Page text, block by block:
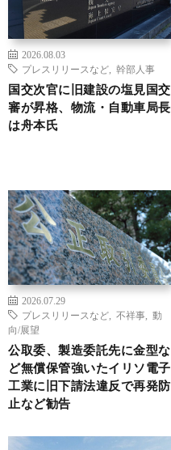
2026.08.03
プレスリリースなど
幹部人事
国交次官に旧建設の塩見国交
審が昇格、物流・自動車局長
は舟本氏
2026.07.29
プレスリリースなど
不祥事
動
向/展望
公取委、製造委託先に金型な
ど無償保管強いたイリソ電子
工業に旧下請法違反で再発防
止など勧告